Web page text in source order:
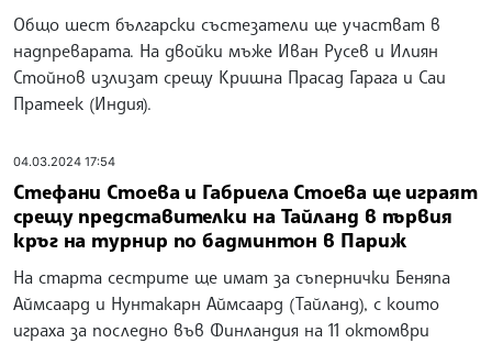
Общо шест български състезатели ще участват в
надпреварата. На двойки мъже Иван Русев и Илиян
Стойнов излизат срещу Кришна Прасад Гарага и Саи
Пратеек (Индия).
04.03.2024 17:54
Стефани Стоева и Габриела Стоева ще играят
срещу представителки на Тайланд в първия
кръг на турнир по бадминтон в Париж
На старта сестрите ще имат за съпернички Беняпа
Аймсаард и Нунтакарн Аймсаард (Тайланд), с които
играха за последно във Финландия на 11 октомври